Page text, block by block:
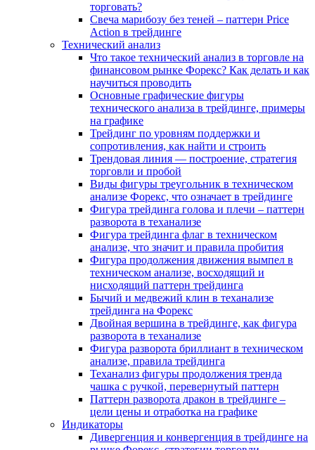
торговать?
Свеча марибозу без теней – паттерн Price
Action в трейдинге
Технический анализ
Что такое технический анализ в торговле на
финансовом рынке Форекс? Как делать и как
научиться проводить
Основные графические фигуры
технического анализа в трейдинге, примеры
на графике
Трейдинг по уровням поддержки и
сопротивления, как найти и строить
Трендовая линия — построение, стратегия
торговли и пробой
Виды фигуры треугольник в техническом
анализе Форекс, что означает в трейдинге
Фигура трейдинга голова и плечи – паттерн
разворота в теханализе
Фигура трейдинга флаг в техническом
анализе, что значит и правила пробития
Фигура продолжения движения вымпел в
техническом анализе, восходящий и
нисходящий паттерн трейдинга
Бычий и медвежий клин в теханализе
трейдинга на Форекс
Двойная вершина в трейдинге, как фигура
разворота в теханализе
Фигура разворота бриллиант в техническом
анализе, правила трейдинга
Теханализ фигуры продолжения тренда
чашка с ручкой, перевернутый паттерн
Паттерн разворота дракон в трейдинге –
цели цены и отработка на графике
Индикаторы
Дивергенция и конвергенция в трейдинге на